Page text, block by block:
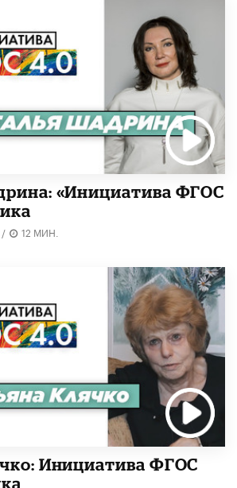
«Инициатива ФГОС
/ 12 МИН.
Инициатива ФГОС